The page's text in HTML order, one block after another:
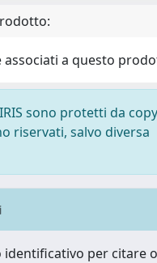
associati a questo
sono protetti da
riservati, salvo diversa
identificativo per citare